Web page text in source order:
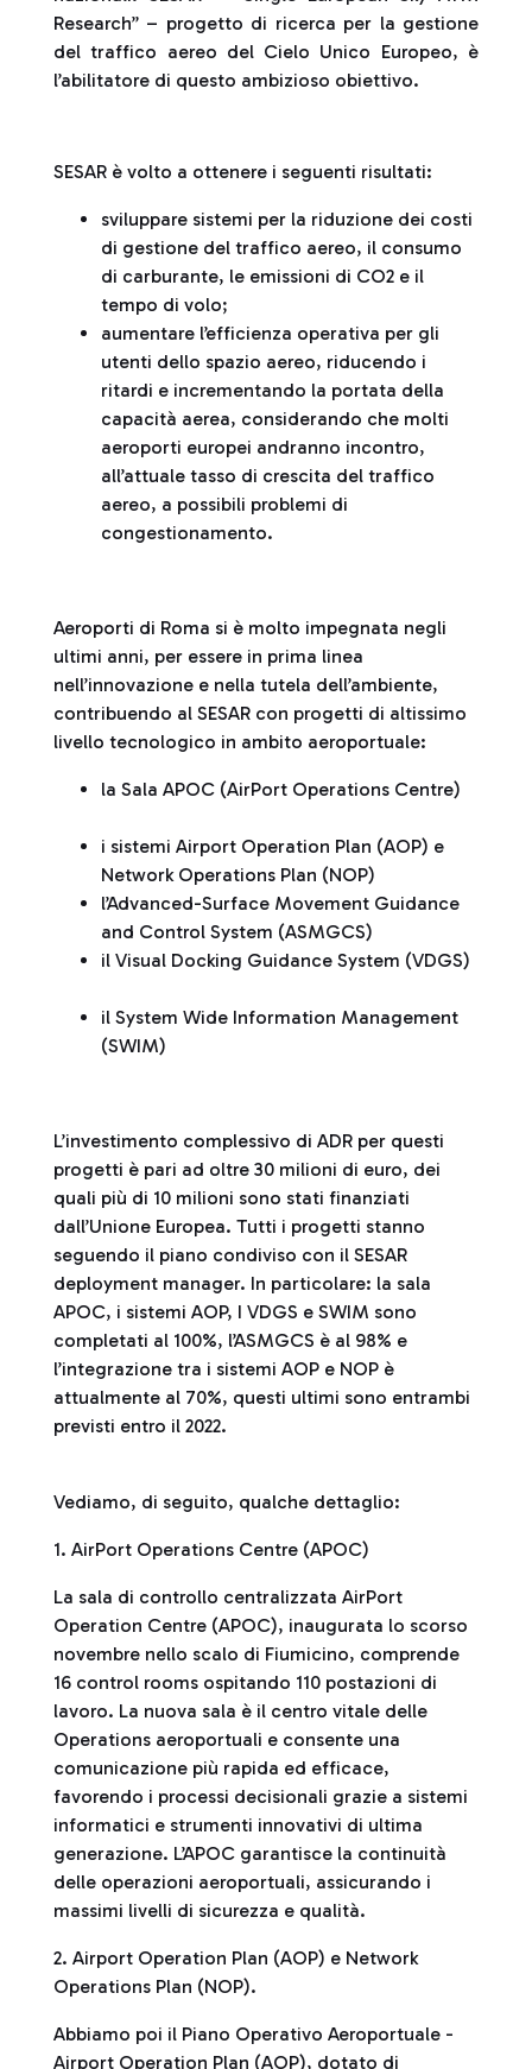
Research” – progetto di ricerca per la gestione
del traffico aereo del Cielo Unico Europeo, è
l’abilitatore di questo ambizioso obiettivo.
SESAR è volto a ottenere i seguenti risultati:
sviluppare sistemi per la riduzione dei costi
di gestione del traffico aereo, il consumo
di carburante, le emissioni di CO2 e il
tempo di volo;
aumentare l’efficienza operativa per gli
utenti dello spazio aereo, riducendo i
ritardi e incrementando la portata della
capacità aerea, considerando che molti
aeroporti europei andranno incontro,
all’attuale tasso di crescita del traffico
aereo, a possibili problemi di
congestionamento.
Aeroporti di Roma si è molto impegnata negli
ultimi anni, per essere in prima linea
nell’innovazione e nella tutela dell’ambiente,
contribuendo al SESAR con progetti di altissimo
livello tecnologico in ambito aeroportuale:
la Sala APOC (AirPort Operations Centre)
i sistemi Airport Operation Plan (AOP) e
Network Operations Plan (NOP)
l’Advanced-Surface Movement Guidance
and Control System (ASMGCS)
il Visual Docking Guidance System (VDGS)
il System Wide Information Management
(SWIM)
L’investimento complessivo di ADR per questi
progetti è pari ad oltre 30 milioni di euro, dei
quali più di 10 milioni sono stati finanziati
dall’Unione Europea. Tutti i progetti stanno
seguendo il piano condiviso con il SESAR
deployment manager. In particolare: la sala
APOC, i sistemi AOP, I VDGS e SWIM sono
completati al 100%, l’ASMGCS è al 98% e
l’integrazione tra i sistemi AOP e NOP è
attualmente al 70%, questi ultimi sono entrambi
previsti entro il 2022.
Vediamo, di seguito, qualche dettaglio:
1. AirPort Operations Centre (APOC)
La sala di controllo centralizzata AirPort
Operation Centre (APOC), inaugurata lo scorso
novembre nello scalo di Fiumicino, comprende
16 control rooms ospitando 110 postazioni di
lavoro. La nuova sala è il centro vitale delle
Operations aeroportuali e consente una
comunicazione più rapida ed efficace,
favorendo i processi decisionali grazie a sistemi
informatici e strumenti innovativi di ultima
generazione. L’APOC garantisce la continuità
delle operazioni aeroportuali, assicurando i
massimi livelli di sicurezza e qualità.
2. Airport Operation Plan (AOP) e Network
Operations Plan (NOP).
Abbiamo poi il Piano Operativo Aeroportuale -
Airport Operation Plan (AOP), dotato di